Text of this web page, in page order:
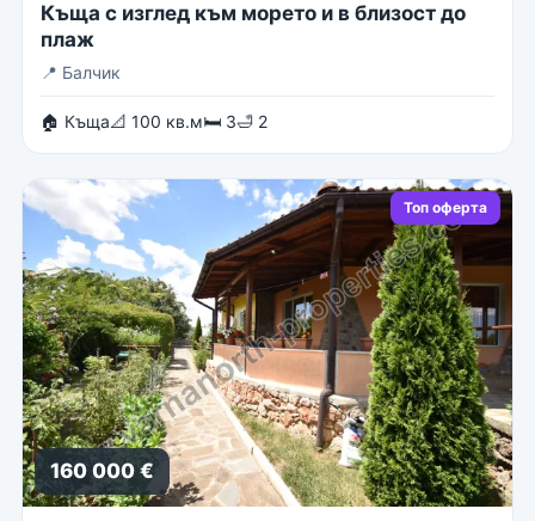
Къща с изглед към морето и в близост до
плаж
📍 Балчик
🏠 Къща📐 100 кв.м🛏 3🛁 2
Топ оферта
160 000 €